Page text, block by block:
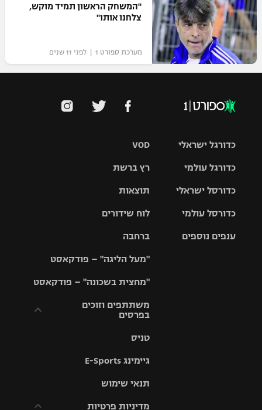
"המשחק הראשון תמיד מוקש,
צלחנו אותו"
מערכת ספורט 1 | לפני 11 שנים
VOD
רץ ברשת
תוצאות
לוח שידורים
ברחבה
"מעל הליגה" – פודקאסט
"מחצית בשכונה" – פודקאסט
משתתפים וזוכים
בפרסים
וזוכים בפרסים
תקנון עבור פעילות
טניס
גיימינג E-Sports
תנאי שימוש
מדיניות פרטיות
כדורגל ישראלי
גביע הטוטו
כדורגל עולמי
האלופות
ליגה
כדורסל ישראלי
סל
כדורסל עולמי
ענפים נוספים